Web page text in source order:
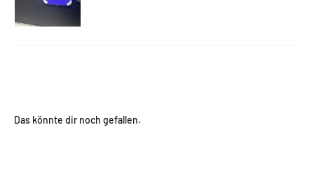
Das könnte dir noch gefallen.